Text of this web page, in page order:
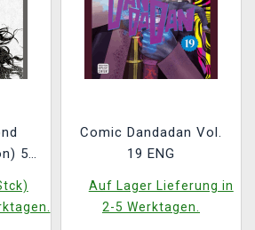
5
Comic Dandadan Vol.
19 ENG
Auf Lager Lieferung in
2-5 Werktagen.